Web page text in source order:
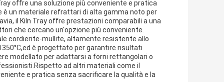
offre una soluzione più conveniente e pratica
è un materiale refrattari di alta gamma noto per
il Kiln Tray offre prestazioni comparabili a una
che cercano un'opzione più conveniente.
cordierite-mullite, altamente resistente allo
è progettato per garantire risultati
modellato per adattarsi a forni rettangolari o
ad altri materiali come il
e pratica senza sacrificare la qualità e la